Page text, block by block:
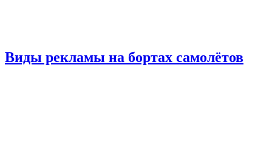
Виды рекламы на бортах самолётов